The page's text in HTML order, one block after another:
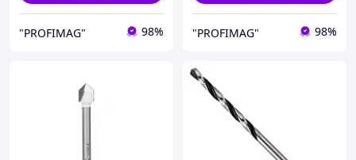
"PROFIMAG" 98% "PROFIMAG" 98%